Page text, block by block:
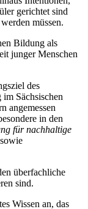
gerichtet sind
müssen.
Bildung als
junger Menschen
des
Sächsischen
angemessen
in den
für nachhaltige
überfachliche
sind.
Wissen an, das